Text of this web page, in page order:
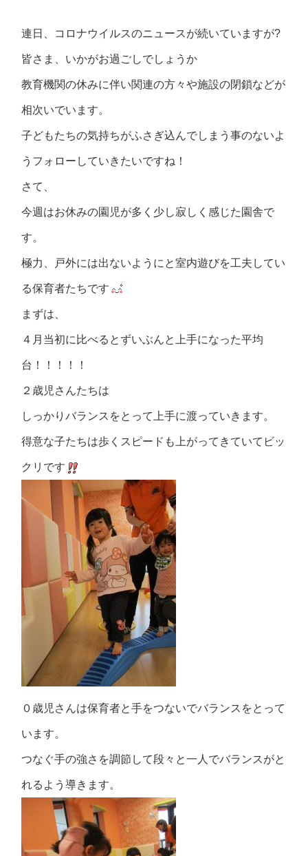
連日、コロナウイルスのニュースが続いていますが?
皆さま、いかがお過ごしでしょうか
教育機関の休みに伴い関連の方々や施設の閉鎖などが
相次いでいます。
子どもたちの気持ちがふさぎ込んでしまう事のないよ
うフォローしていきたいですね！
さて、
今週はお休みの園児が多く少し寂しく感じた園舎で
す。
極力、戸外には出ないようにと室内遊びを工夫してい
る保育者たちです
まずは、
４月当初に比べるとずいぶんと上手になった平均
台！！！！！
２歳児さんたちは
しっかりバランスをとって上手に渡っていきます。
得意な子たちは歩くスピードも上がってきていてビッ
クリです
０歳児さんは保育者と手をつないでバランスをとって
います。
つなぐ手の強さを調節して段々と一人でバランスがと
れるよう導きます。